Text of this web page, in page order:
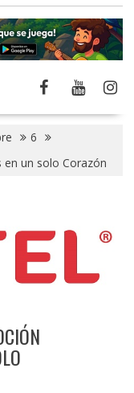
6
un solo Corazón